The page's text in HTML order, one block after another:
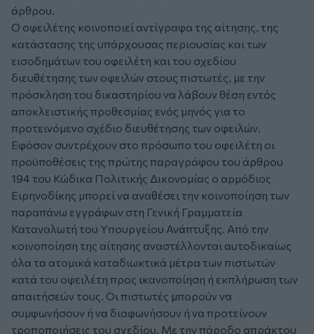
άρθρου.
Ο οφειλέτης κοινοποιεί αντίγραφα της αίτησης, της
κατάστασης της υπάρχουσας περιουσίας και των
εισοδημάτων του οφειλέτη και του σχεδίου
διευθέτησης των οφειλών στους πιστωτές, με την
πρόσκληση του δικαστηρίου να λάβουν θέση εντός
αποκλειστικής προθεσμίας ενός μηνός για το
προτεινόμενο σχέδιο διευθέτησης των οφειλών.
Εφόσον συντρέχουν στο πρόσωπο του οφειλέτη οι
προϋποθέσεις της πρώτης παραγράφου του άρθρου
194 του Κώδικα Πολιτικής Δικονομίας ο αρμόδιος
Ειρηνοδίκης μπορεί να αναθέσει την κοινοποίηση των
παραπάνω εγγράφων στη Γενική Γραμματεία
Καταναλωτή του Υπουργείου Ανάπτυξης. Από την
κοινοποίηση της αίτησης αναστέλλονται αυτοδικαίως
όλα τα ατομικά καταδιωκτικά μέτρα των πιστωτών
κατά του οφειλέτη προς ικανοποίηση ή εκπλήρωση των
απαιτήσεών τους. Οι πιστωτές μπορούν να
συμφωνήσουν ή να διαφωνήσουν ή να προτείνουν
τροποποιήσεις του σχεδίου. Με την πάροδο απράκτου